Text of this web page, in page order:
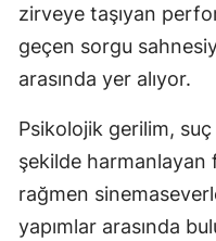
zirveye taşıyan
geçen sorgu
arasında yer alıyor.
Psikolojik gerilim, suç
şekilde harmanlayan
rağmen
yapımlar arasında